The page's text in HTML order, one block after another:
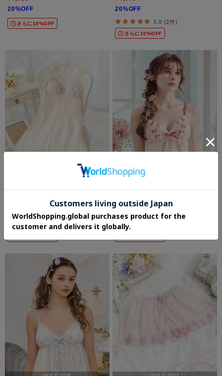
20%OFF
さらに10%OFF
20%OFF
5.0 (2件)
さらに10%OFF
フェナ カップ付ワンピース
20%OFF
5.0 (3件)
ダニエラ キャミソール
¥6,160